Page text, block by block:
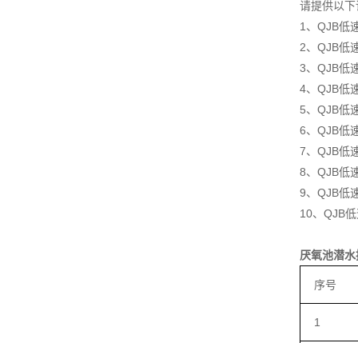
请提供以
1、QJB低
2、QJB低
3、QJB低
4、QJB低
5、QJB低
6、QJB低
7、QJB低
8、QJB低
9、QJB低
10、QJB
厌氧池潜
序号
1